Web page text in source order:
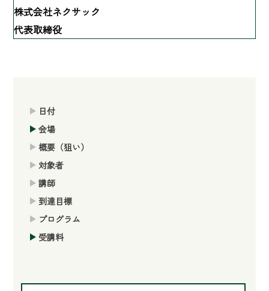
日付
会場
概要（狙い）
対象者
講師
到達目標
プログラム
受講料
株式会社ネクサック
代表取締役